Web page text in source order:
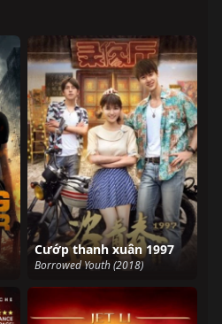
Cướp thanh xuân 1997
Borrowed Youth (2018)